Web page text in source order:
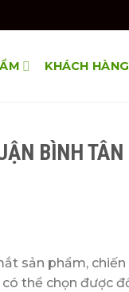
KHÁCH HÀNG
BÌNH TÂN
sản phẩm,
thể chọn được